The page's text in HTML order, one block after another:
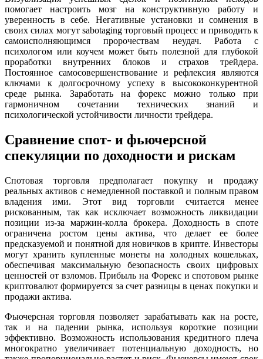
помогает настроить мозг на конструктивную работу и
уверенность в себе. Негативные установки и сомнения в
своих силах могут sabotaging торговый процесс и приводить к
самоисполняющимся пророчествам неудач. Работа с
психологом или коучем может быть полезной для глубокой
проработки внутренних блоков и страхов трейдера.
Постоянное самосовершенствование и рефлексия являются
ключами к долгосрочному успеху в высококонкурентной
среде рынка. Заработать на форекс можно только при
гармоничном сочетании технических знаний и
психологической устойчивости личности трейдера.
Сравнение спот- и фьючерсной
спекуляции по доходности и рискам
Спотовая торговля предполагает покупку и продажу
реальных активов с немедленной поставкой и полным правом
владения ими. Этот вид торговли считается менее
рискованным, так как исключает возможность ликвидации
позиции из-за маржин-колла брокера. Доходность в споте
ограничена ростом цены актива, что делает ее более
предсказуемой и понятной для новичков в крипте. Инвесторы
могут хранить купленные монеты на холодных кошельках,
обеспечивая максимальную безопасность своих цифровых
ценностей от взломов. Прибыль на Форекс и спотовом рынке
криптовалют формируется за счет разницы в ценах покупки и
продажи актива.
Фьючерсная торговля позволяет зарабатывать как на росте,
так и на падении рынка, используя короткие позиции
эффективно. Возможность использования кредитного плеча
многократно увеличивает потенциальную доходность, но